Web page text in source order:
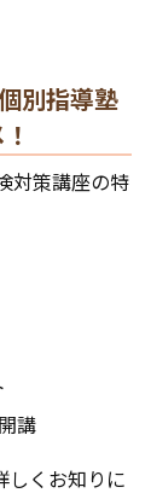
別指導塾
対策講座の特
講
しくお知りに